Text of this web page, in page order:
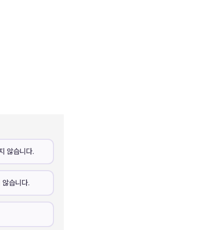
않습니다.
습니다.